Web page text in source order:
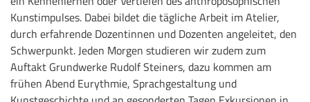
Kunstimpulses. Dabei bildet die tägliche Arbeit im Atelier,
durch erfahrende Dozentinnen und Dozenten angeleitet, den
Schwerpunkt. Jeden Morgen studieren wir zudem zum
Auftakt Grundwerke Rudolf Steiners, dazu kommen am
frühen Abend Eurythmie, Sprachgestaltung und